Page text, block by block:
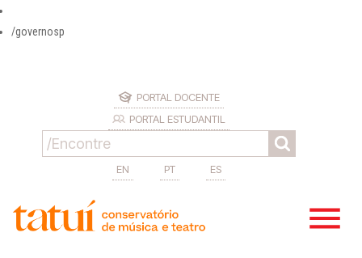
/governosp
PORTAL DOCENTE
PORTAL ESTUDANTIL
EN PT ES